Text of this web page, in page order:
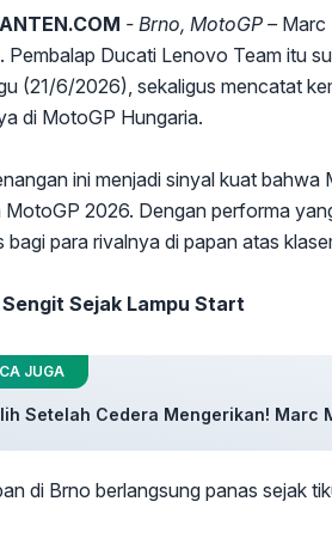
- Brno, MotoGP –Marc
Pembalap Ducati Lenovo Team itu
(21/6/2026), sekaligus mencatat
di MotoGP Hungaria.
ini menjadi sinyal kuat
MotoGP 2026. Dengan performa
bagi para rivalnya di papan atas
Sengit Sejak Lampu Start
JUGA
Setelah Cedera Mengerikan! Marc
di Brno berlangsung panas sejak